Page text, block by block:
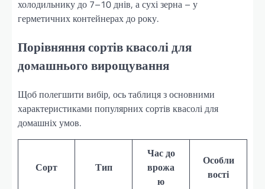
холодильнику до 7–10 днів, а сухі зерна – у
герметичних контейнерах до року.
Порівняння сортів квасолі для
домашнього вирощування
Щоб полегшити вибір, ось таблиця з основними
характеристиками популярних сортів квасолі для
домашніх умов.
Сорт Тип
Час до
врожа
ю
Особли
вості